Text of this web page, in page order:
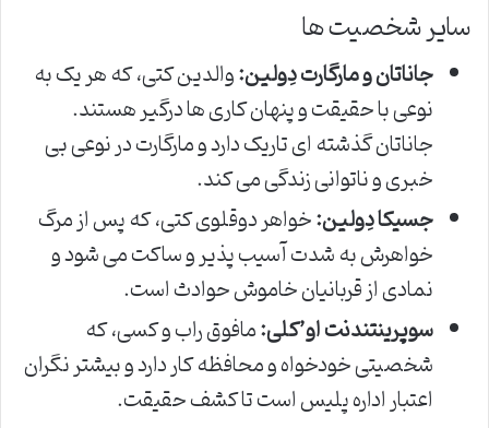
سایر شخصیت ها
جاناتان و مارگارت دِولین:والدین کتی، که هر یک به
نوعی با حقیقت و پنهان کاری ها درگیر هستند.
جاناتان گذشته ای تاریک دارد و مارگارت در نوعی بی
خبری و ناتوانی زندگی می کند.
جسیکا دِولین:خواهر دوقلوی کتی، که پس از مرگ
خواهرش به شدت آسیب پذیر و ساکت می شود و
نمادی از قربانیان خاموش حوادث است.
سوپرینتندنت او’کلی:مافوق راب و کسی، که
شخصیتی خودخواه و محافظه کار دارد و بیشتر نگران
اعتبار اداره پلیس است تا کشف حقیقت.